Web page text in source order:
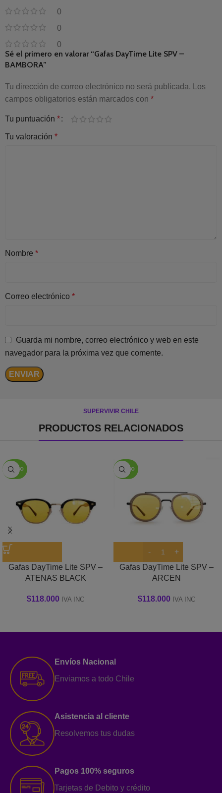
0
0
0
Sé el primero en valorar “Gafas DayTime Lite SPV –
BAMBORA”
Tu dirección de correo electrónico no será publicada.
Los
campos obligatorios están marcados con *
Tu puntuación *
Tu valoración *
Nombre *
Correo electrónico *
Guarda mi nombre, correo electrónico y web en este
navegador para la próxima vez que comente.
SUPERVIVIR CHILE
PRODUCTOS RELACIONADOS
NUEVO
Gafas DayTime Lite SPV –
ATENAS BLACK
$118.000 IVA INC
NUEVO
Gafas DayTime Lite SPV –
ARCEN
$118.000 IVA INC
Envíos Nacional
Enviamos a todo Chile
Asistencia al cliente
Resolvemos tus dudas
Pagos 100% seguros
Tarjetas de Debito y crédito